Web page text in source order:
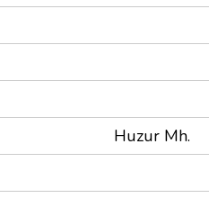
Huzur Mh.